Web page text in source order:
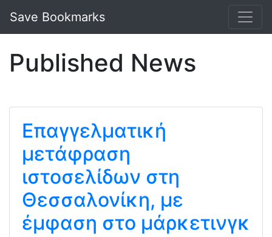
Save Bookmarks
Published News
Επαγγελματική
μετάφραση
ιστοσελίδων στη
Θεσσαλονίκη, με
έμφαση στο μάρκετινγκ